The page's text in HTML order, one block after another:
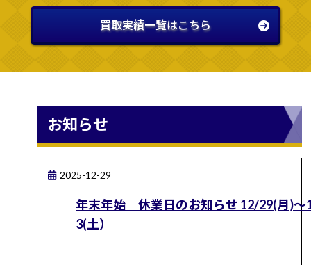
ターズアイテムとしての価値
を持つようになりました。
現代では、スマートフォンや
デジタル通信が主流となり、
信手段として使われることは
りますよね。 災害時や山奥
ときのために一枚はもってお
的に見るとスマートフォンの
到来で使用する機会が減った
テレホンカード。 ご自宅を
いますので皆様のご来店を心
よりお待ちいたしておりま
す。
買取実績一覧はこちら
お知らせ
2025-12-29
年末年始 休業日のお知らせ 12/29(月)～
3(土）